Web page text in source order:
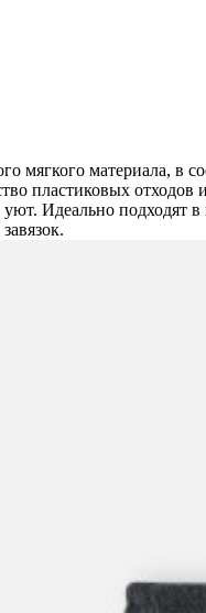
мягкого материала, в
пластиковых
Идеально